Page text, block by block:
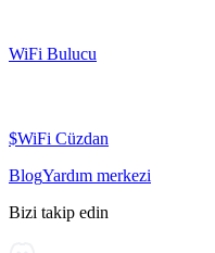
WiFi Bulucu
$WiFi Cüzdan
BlogYardım merkezi
Bizi takip edin